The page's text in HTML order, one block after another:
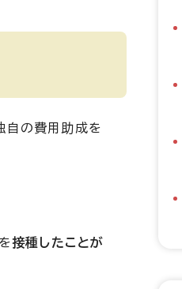
自の費用助成を
接種したことが